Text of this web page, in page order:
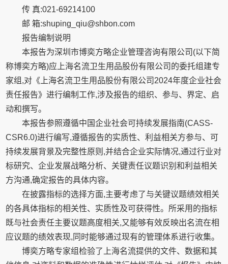
传 真:021-69214100
邮 箱:shuping_qiu@shbon.com
报告编制说明
本报告为深圳市博奕方略企业管理咨询有限公司(以下简
称博奕方略)应上海名流卫生用品股份有限公司的委托组建专
家组,对《上海名流卫生用品股份有限公司2024年度企业社会
责任报告》进行编制工作,涉及报告的组织、参与、界定、启
动和撰写。
本报告参照遵循中国企业社会可持续发展指南(CASS-
CSR6.0)进行编写,遵循报告的实质性、利益相关方参与、可
持续发展背景及完整性原则,并结合企业实际情况,通过行业对
标研究、企业发展战略分析、关键责任议题识别和利益相关
方沟通,确定报告的具体内容。
在披露指标的选择方面,主要考虑了与关键议题绩效相关
的各具体指标的相关性、实质性及可获得性。所采用的指标
既与社会责任主要议题高度相关,又能够有效反映出名流在相
应议题的绩效表现,同时能够通过现有的管理体系进行收集。
博奕方略专家组检验了上海名流提供的文件、数据和其